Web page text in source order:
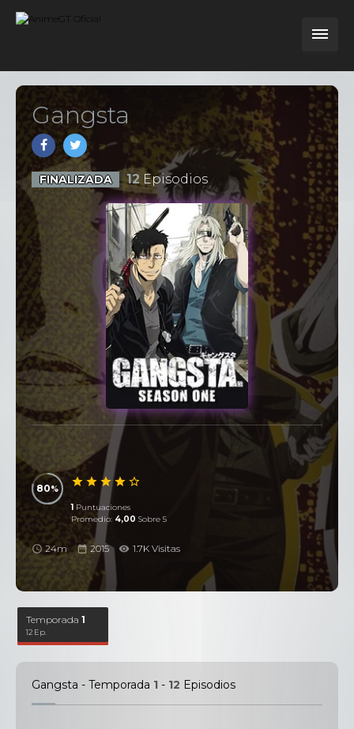
Gangsta
FINALIZADA 12 Episodios
80
1 Puntuaciones
Promedio: 4,00 Sobre 5
24m 2015 1.7K Visitas
Temporada1
12 Ep.
Gangsta - Temporada 1 - 12 Episodios